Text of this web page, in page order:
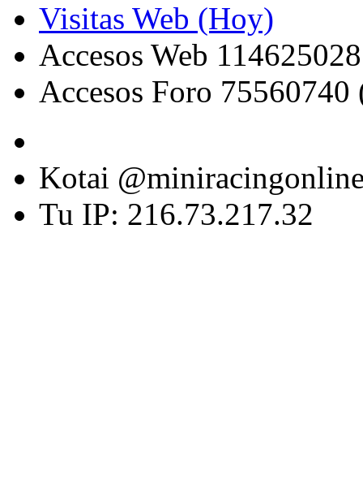
Visitas Web (Hoy)
Accesos Web
Accesos Foro 75560740
Kotai
Tu IP: 216.73.217.32